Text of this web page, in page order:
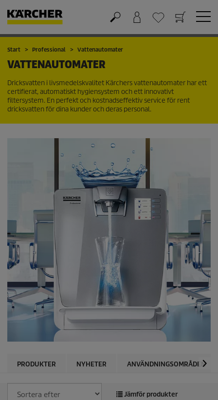
Varukorg
Önskelista
Start Professional Vattenautomater
VATTENAUTOMATER
Dricksvatten i livsmedelskvalitet Kärchers vattenautomater har ett
certifierat, automatiskt hygiensystem och ett innovativt
filtersystem. En perfekt och kostnadseffektiv service för rent
dricksvatten för dina kunder och deras personal.
PRODUKTER NYHETER ANVÄNDNINGSOMRÅDEN
Jämför produkter